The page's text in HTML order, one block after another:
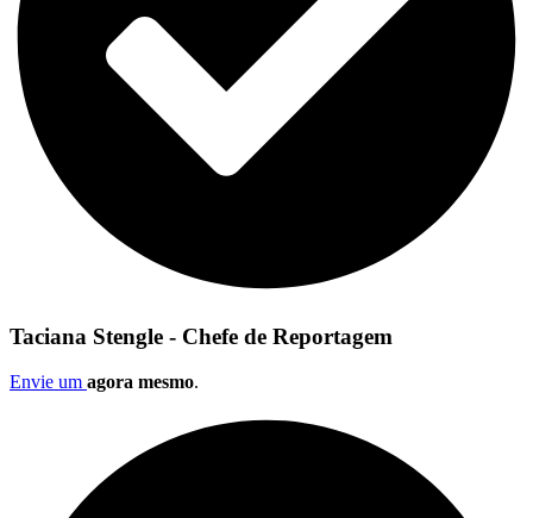
Taciana Stengle - Chefe de Reportagem
Envie um agora mesmo.